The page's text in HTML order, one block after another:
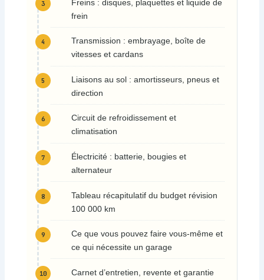
Freins : disques, plaquettes et liquide de
frein
Transmission : embrayage, boîte de
vitesses et cardans
Liaisons au sol : amortisseurs, pneus et
direction
Circuit de refroidissement et
climatisation
Électricité : batterie, bougies et
alternateur
Tableau récapitulatif du budget révision
100 000 km
Ce que vous pouvez faire vous-même et
ce qui nécessite un garage
Carnet d’entretien, revente et garantie